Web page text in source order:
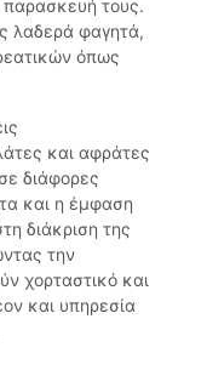
παρασκευή τους.
λαδερά φαγητά,
όπως
και αφράτες
διάφορες
και η έμφαση
διάκριση της
την
χορταστικό και
και υπηρεσία